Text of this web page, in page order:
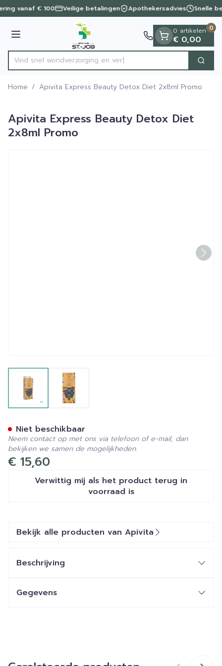
Ga naar de inhoud
1 van 1
vanaf € 100 Veilige betalingen Apothekersadvies Snelle
Menu
Product, merk, categorie...
Vind snel wondverzorgin Zoek
0 artikelen
€ 0,00
0
Home / Apivita Express Beauty Detox Diet 2x8ml Promo
Apivita Express Beauty Detox Diet
2x8ml Promo
View larger imageView larger image
€ 15,60
Verwittig mij als het product terug in
voorraad is
Niet beschikbaar
Neem contact op met ons via telefoon of e-mail, dan
bekijken we samen de mogelijkheden.
Bekijk alle producten van Apivita
Beschrijving
Gegevens